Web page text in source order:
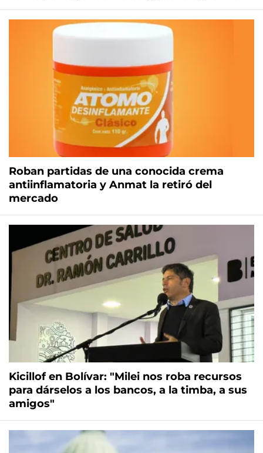
Roban partidas de una conocida crema
antiinflamatoria y Anmat la retiró del
mercado
Kicillof en Bolívar: "Milei nos roba recursos
para dárselos a los bancos, a la timba, a sus
amigos"